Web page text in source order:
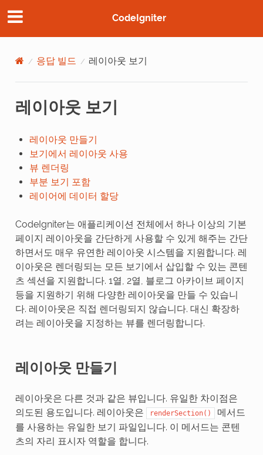
CodeIgniter
응답 빌드 레이아웃 보기
레이아웃 보기
레이아웃 만들기
보기에서 레이아웃 사용
뷰 렌더링
부분 보기 포함
레이어에 데이터 할당
CodeIgniter는 애플리케이션 전체에서 하나 이상의 기본
페이지 레이아웃을 간단하게 사용할 수 있게 해주는 간단
하면서도 매우 유연한 레이아웃 시스템을 지원합니다. 레
이아웃은 렌더링되는 모든 보기에서 삽입할 수 있는 콘텐
츠 섹션을 지원합니다. 1열, 2열, 블로그 아카이브 페이지
등을 지원하기 위해 다양한 레이아웃을 만들 수 있습니
다. 레이아웃은 직접 렌더링되지 않습니다. 대신 확장하
려는 레이아웃을 지정하는 뷰를 렌더링합니다.
레이아웃 만들기
레이아웃은 다른 것과 같은 뷰입니다. 유일한 차이점은
의도된 용도입니다. 레이아웃은
renderSection()
메서드
를 사용하는 유일한 보기 파일입니다. 이 메서드는 콘텐
츠의 자리 표시자 역할을 합니다.